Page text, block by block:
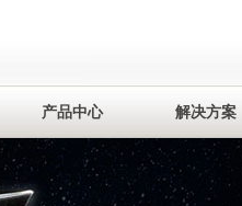
产品中心 解决方案